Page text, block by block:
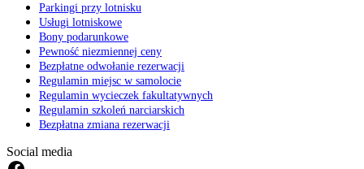
Parkingi przy lotnisku
Usługi lotniskowe
Bony podarunkowe
Pewność niezmiennej ceny
Bezpłatne odwołanie rezerwacji
Regulamin miejsc w samolocie
Regulamin wycieczek fakultatywnych
Regulamin szkoleń narciarskich
Bezpłatna zmiana rezerwacji
Social media